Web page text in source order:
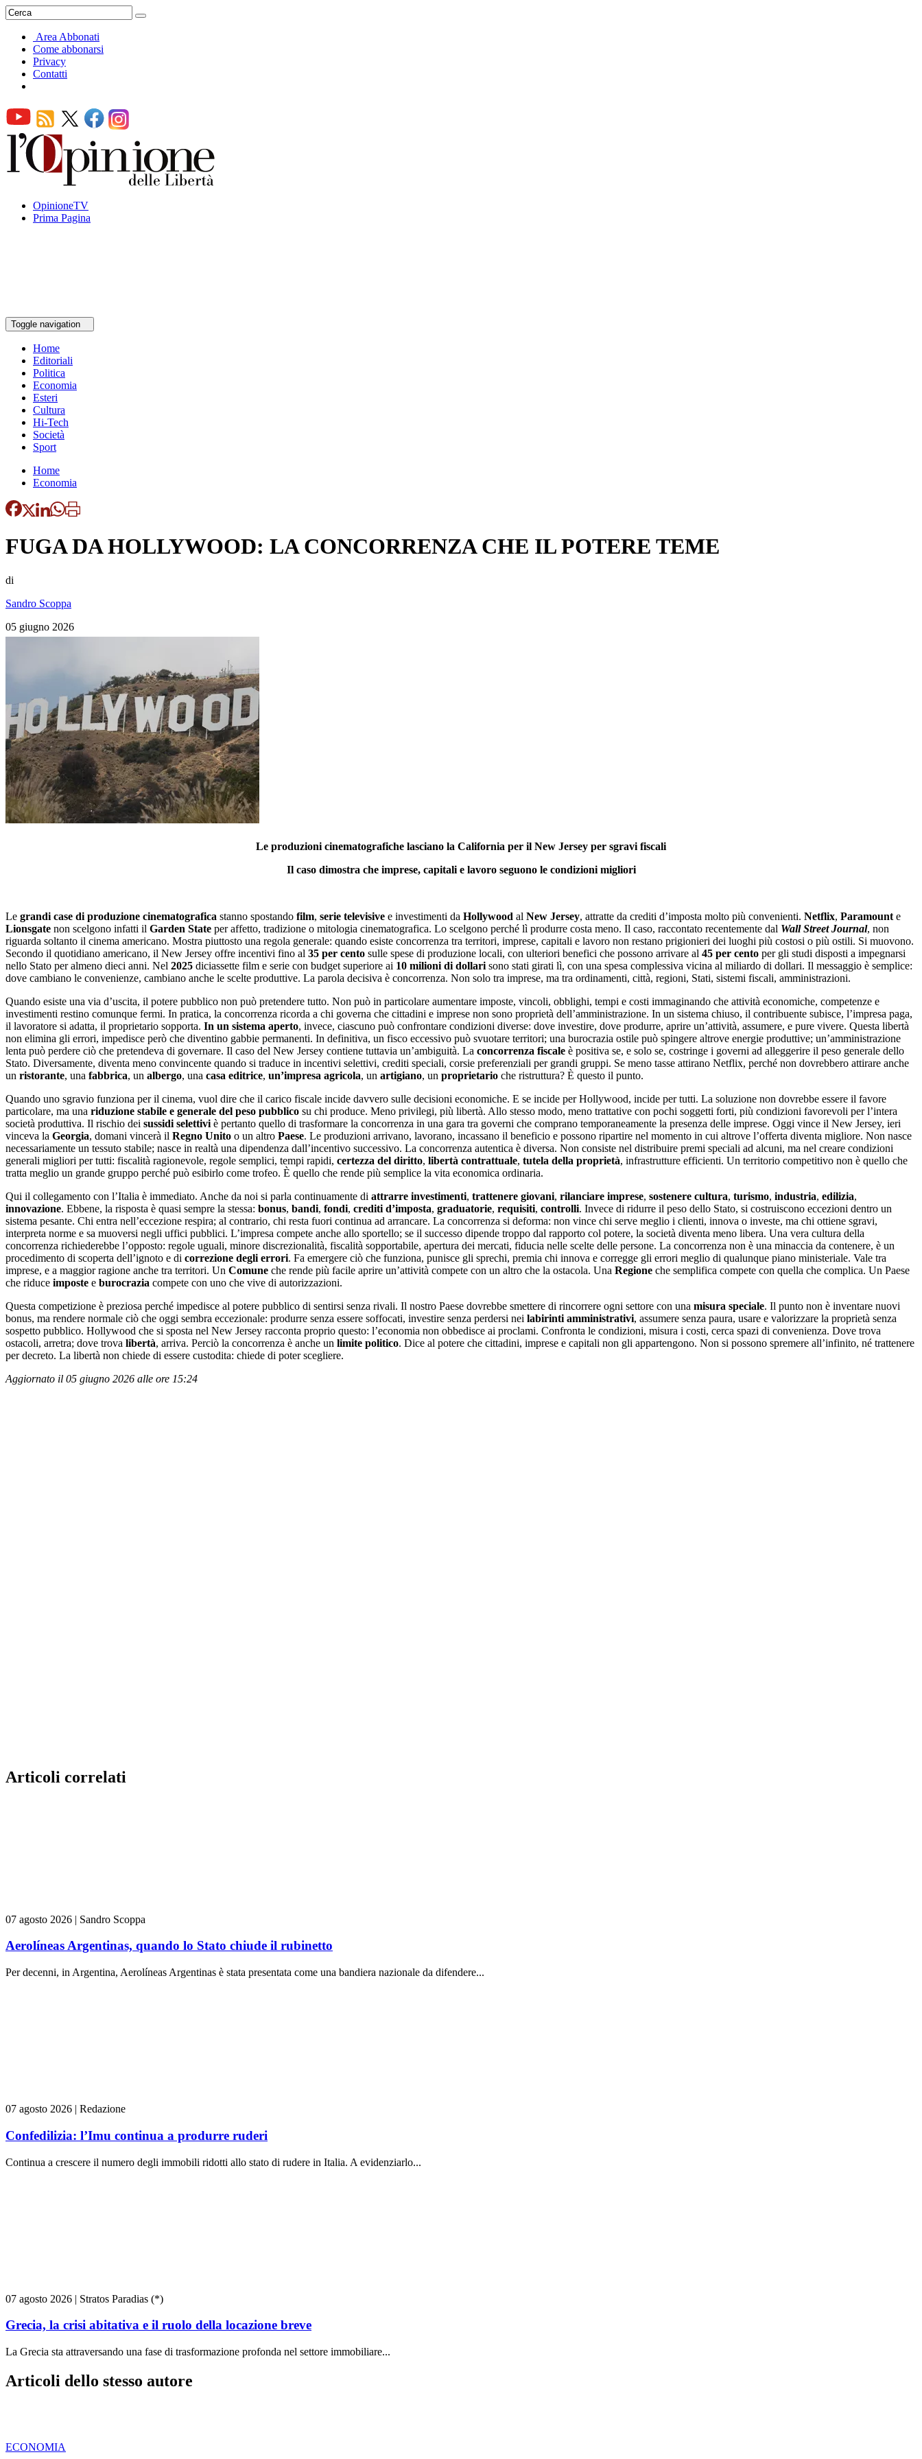
Area Abbonati
Come abbonarsi
Privacy
Contatti
OpinioneTV
Prima Pagina
Toggle navigation
Home
Editoriali
Politica
Economia
Esteri
Cultura
Hi-Tech
Società
Sport
Home
Economia
FUGA DA HOLLYWOOD: LA CONCORRENZA CHE IL POTERE TEME
di
Sandro Scoppa
05 giugno 2026
Le produzioni cinematografiche lasciano la California per il New Jersey per sgravi fiscali
Il caso dimostra che imprese, capitali e lavoro seguono le condizioni migliori
Le grandi case di produzione cinematografica stanno spostando film, serie televisive e investimenti da Hollywood al New Jersey, attratte da crediti d’imposta molto più convenienti. Netflix, Paramount e
Lionsgate non scelgono infatti il Garden State per affetto, tradizione o mitologia cinematografica. Lo scelgono perché lì produrre costa meno. Il caso, raccontato recentemente dal Wall Street Journal, non
riguarda soltanto il cinema americano. Mostra piuttosto una regola generale: quando esiste concorrenza tra territori, imprese, capitali e lavoro non restano prigionieri dei luoghi più costosi o più ostili. Si muovono.
Secondo il quotidiano americano, il New Jersey offre incentivi fino al 35 per cento sulle spese di produzione locali, con ulteriori benefici che possono arrivare al 45 per cento per gli studi disposti a impegnarsi
nello Stato per almeno dieci anni. Nel 2025 diciassette film e serie con budget superiore ai 10 milioni di dollari sono stati girati lì, con una spesa complessiva vicina al miliardo di dollari. Il messaggio è semplice:
dove cambiano le convenienze, cambiano anche le scelte produttive. La parola decisiva è concorrenza. Non solo tra imprese, ma tra ordinamenti, città, regioni, Stati, sistemi fiscali, amministrazioni.
Quando esiste una via d’uscita, il potere pubblico non può pretendere tutto. Non può in particolare aumentare imposte, vincoli, obblighi, tempi e costi immaginando che attività economiche, competenze e
investimenti restino comunque fermi. In pratica, la concorrenza ricorda a chi governa che cittadini e imprese non sono proprietà dell’amministrazione. In un sistema chiuso, il contribuente subisce, l’impresa paga,
il lavoratore si adatta, il proprietario sopporta. In un sistema aperto, invece, ciascuno può confrontare condizioni diverse: dove investire, dove produrre, aprire un’attività, assumere, e pure vivere. Questa libertà
non elimina gli errori, impedisce però che diventino gabbie permanenti. In definitiva, un fisco eccessivo può svuotare territori; una burocrazia ostile può spingere altrove energie produttive; un’amministrazione
lenta può perdere ciò che pretendeva di governare. Il caso del New Jersey contiene tuttavia un’ambiguità. La concorrenza fiscale è positiva se, e solo se, costringe i governi ad alleggerire il peso generale dello
Stato. Diversamente, diventa meno convincente quando si traduce in incentivi selettivi, crediti speciali, corsie preferenziali per grandi gruppi. Se meno tasse attirano Netflix, perché non dovrebbero attirare anche
un ristorante, una fabbrica, un albergo, una casa editrice, un’impresa agricola, un artigiano, un proprietario che ristruttura? È questo il punto.
Quando uno sgravio funziona per il cinema, vuol dire che il carico fiscale incide davvero sulle decisioni economiche. E se incide per Hollywood, incide per tutti. La soluzione non dovrebbe essere il favore
particolare, ma una riduzione stabile e generale del peso pubblico su chi produce. Meno privilegi, più libertà. Allo stesso modo, meno trattative con pochi soggetti forti, più condizioni favorevoli per l’intera
società produttiva. Il rischio dei sussidi selettivi è pertanto quello di trasformare la concorrenza in una gara tra governi che comprano temporaneamente la presenza delle imprese. Oggi vince il New Jersey, ieri
vinceva la Georgia, domani vincerà il Regno Unito o un altro Paese. Le produzioni arrivano, lavorano, incassano il beneficio e possono ripartire nel momento in cui altrove l’offerta diventa migliore. Non nasce
necessariamente un tessuto stabile; nasce in realtà una dipendenza dall’incentivo successivo. La concorrenza autentica è diversa. Non consiste nel distribuire premi speciali ad alcuni, ma nel creare condizioni
generali migliori per tutti: fiscalità ragionevole, regole semplici, tempi rapidi, certezza del diritto, libertà contrattuale, tutela della proprietà, infrastrutture efficienti. Un territorio competitivo non è quello che
tratta meglio un grande gruppo perché può esibirlo come trofeo. È quello che rende più semplice la vita economica ordinaria.
Qui il collegamento con l’Italia è immediato. Anche da noi si parla continuamente di attrarre investimenti, trattenere giovani, rilanciare imprese, sostenere cultura, turismo, industria, edilizia,
innovazione. Ebbene, la risposta è quasi sempre la stessa: bonus, bandi, fondi, crediti d’imposta, graduatorie, requisiti, controlli. Invece di ridurre il peso dello Stato, si costruiscono eccezioni dentro un
sistema pesante. Chi entra nell’eccezione respira; al contrario, chi resta fuori continua ad arrancare. La concorrenza si deforma: non vince chi serve meglio i clienti, innova o investe, ma chi ottiene sgravi,
interpreta norme e sa muoversi negli uffici pubblici. L’impresa compete anche allo sportello; se il successo dipende troppo dal rapporto col potere, la società diventa meno libera. Una vera cultura della
concorrenza richiederebbe l’opposto: regole uguali, minore discrezionalità, fiscalità sopportabile, apertura dei mercati, fiducia nelle scelte delle persone. La concorrenza non è una minaccia da contenere, è un
procedimento di scoperta dell’ignoto e di correzione degli errori. Fa emergere ciò che funziona, punisce gli sprechi, premia chi innova e corregge gli errori meglio di qualunque piano ministeriale. Vale tra
imprese, e a maggior ragione anche tra territori. Un Comune che rende più facile aprire un’attività compete con un altro che la ostacola. Una Regione che semplifica compete con quella che complica. Un Paese
che riduce imposte e burocrazia compete con uno che vive di autorizzazioni.
Questa competizione è preziosa perché impedisce al potere pubblico di sentirsi senza rivali. Il nostro Paese dovrebbe smettere di rincorrere ogni settore con una misura speciale. Il punto non è inventare nuovi
bonus, ma rendere normale ciò che oggi sembra eccezionale: produrre senza essere soffocati, investire senza perdersi nei labirinti amministrativi, assumere senza paura, usare e valorizzare la proprietà senza
sospetto pubblico. Hollywood che si sposta nel New Jersey racconta proprio questo: l’economia non obbedisce ai proclami. Confronta le condizioni, misura i costi, cerca spazi di convenienza. Dove trova
ostacoli, arretra; dove trova libertà, arriva. Perciò la concorrenza è anche un limite politico. Dice al potere che cittadini, imprese e capitali non gli appartengono. Non si possono spremere all’infinito, né trattenere
per decreto. La libertà non chiede di essere custodita: chiede di poter scegliere.
Aggiornato il 05 giugno 2026 alle ore 15:24
Articoli correlati
07 agosto 2026 | Sandro Scoppa
Aerolíneas Argentinas, quando lo Stato chiude il rubinetto
Per decenni, in Argentina, Aerolíneas Argentinas è stata presentata come una bandiera nazionale da difendere...
07 agosto 2026 | Redazione
Confedilizia: l’Imu continua a produrre ruderi
Continua a crescere il numero degli immobili ridotti allo stato di rudere in Italia. A evidenziarlo...
07 agosto 2026 | Stratos Paradias (*)
Grecia, la crisi abitativa e il ruolo della locazione breve
La Grecia sta attraversando una fase di trasformazione profonda nel settore immobiliare...
Articoli dello stesso autore
ECONOMIA